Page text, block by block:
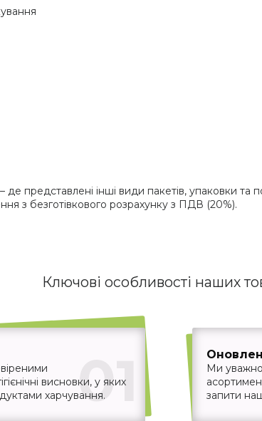
– де представлені інші види пакетів, упаковки
з безготівкового розрахунку з ПДВ (20%).
Ключові особливості наших
01
висновки, у яких
харчування.
Ми
запити